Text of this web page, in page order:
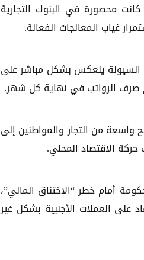
محصورة في البنوك التجارية
غياب المعالجات الفعالة.
السيولة ينعكس بشكل مباشر على
صرف الرواتب في نهاية كل شهر.
واسعة من التجار والمواطنين إلى
الاقتصاد المحلي.
أمام خطر “الاختناق المالي”،
على العملات الأجنبية بشكل غير